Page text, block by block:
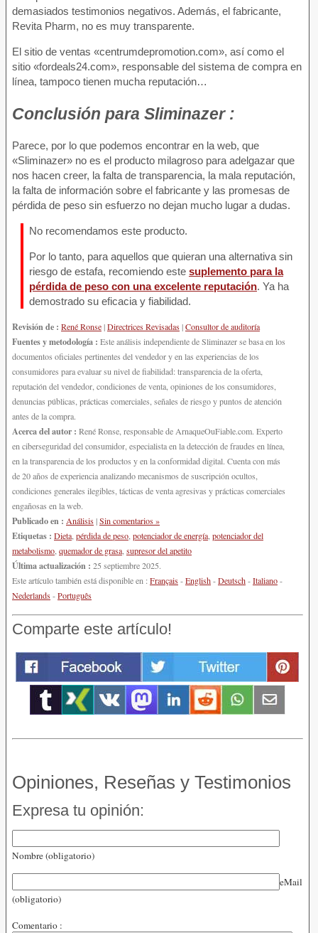
demasiados testimonios negativos. Además, el fabricante,
Revita Pharm, no es muy transparente.
El sitio de ventas «centrumdepromotion.com», así como el
sitio «fordeals24.com», responsable del sistema de compra en
línea, tampoco tienen mucha reputación…
Conclusión para Sliminazer :
Parece, por lo que podemos encontrar en la web, que
«Sliminazer» no es el producto milagroso para adelgazar que
nos hacen creer, la falta de transparencia, la mala reputación,
la falta de información sobre el fabricante y las promesas de
pérdida de peso sin esfuerzo no dejan mucho lugar a dudas.
No recomendamos este producto.
Por lo tanto, para aquellos que quieran una alternativa sin
riesgo de estafa, recomiendo este suplemento para la
pérdida de peso con una excelente reputación. Ya ha
demostrado su eficacia y fiabilidad.
Revisión de : René Ronse|Directrices Revisadas|Consultor de auditoría
Fuentes y metodología : Este análisis independiente de Sliminazer se basa en los
documentos oficiales pertinentes del vendedor y en las experiencias de los
consumidores para evaluar su nivel de fiabilidad: transparencia de la oferta,
reputación del vendedor, condiciones de venta, opiniones de los consumidores,
denuncias públicas, prácticas comerciales, señales de riesgo y puntos de atención
antes de la compra.
Acerca del autor : René Ronse, responsable de ArnaqueOuFiable.com. Experto
en ciberseguridad del consumidor, especialista en la detección de fraudes en línea,
en la transparencia de los productos y en la conformidad digital. Cuenta con más
de 20 años de experiencia analizando mecanismos de suscripción ocultos,
condiciones generales ilegibles, tácticas de venta agresivas y prácticas comerciales
engañosas en la web.
Publicado en : Análisis|Sin comentarios »
Etiquetas : Dieta,pérdida de peso,potenciador de energía,potenciador del
metabolismo,quemador de grasa,supresor del apetito
Última actualización : 25 septiembre 2025.
Este artículo también está disponible en :Français-English-Deutsch-Italiano-
Nederlands-Português
Comparte este artículo!
Opiniones, Reseñas y Testimonios
Expresa tu opinión:
Nombre (obligatorio)
eMail
(obligatorio)
Comentario :